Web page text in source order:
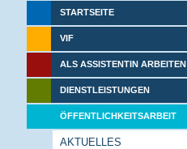
STARTSEITE
VIF
ALS ASSISTENTIN ARBEITEN
DIENSTLEISTUNGEN
ÖFFENTLICHKEITSARBEIT
AKTUELLES